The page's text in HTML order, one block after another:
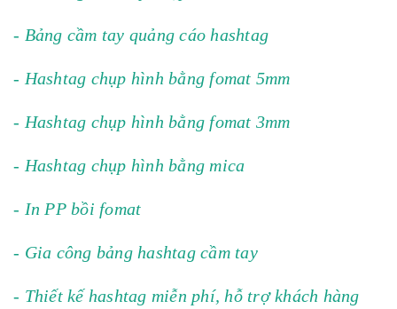
- Bảng cầm tay quảng cáo hashtag
- Hashtag chụp hình bằng fomat 5mm
- Hashtag chụp hình bằng fomat 3mm
- Hashtag chụp hình bằng mica
- In PP bồi fomat
- Gia công bảng hashtag cầm tay
- Thiết kế hashtag miễn phí, hỗ trợ khách hàng